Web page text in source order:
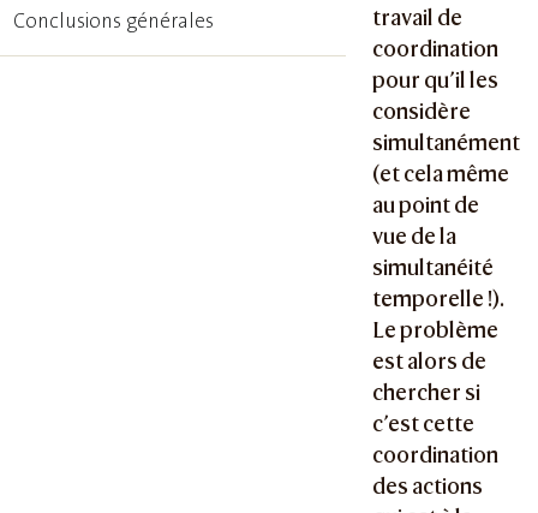
travail de
coordination
pour qu’il les
considère
simultanément
(et cela même
au point de
vue de la
simultanéité
temporelle !).
Le problème
est alors de
chercher si
c’est cette
coordination
des actions
Conclusions générales